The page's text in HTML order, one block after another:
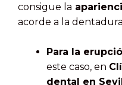
consigue la
acorde a la
Para la
este caso, en
dental en